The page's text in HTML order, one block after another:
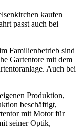
kaufen
passt auch bei
Familienbetrieb sind
Gartentore mit dem
Auch bei
Produktion,
beschäftigt,
mit Motor für
seiner Optik,